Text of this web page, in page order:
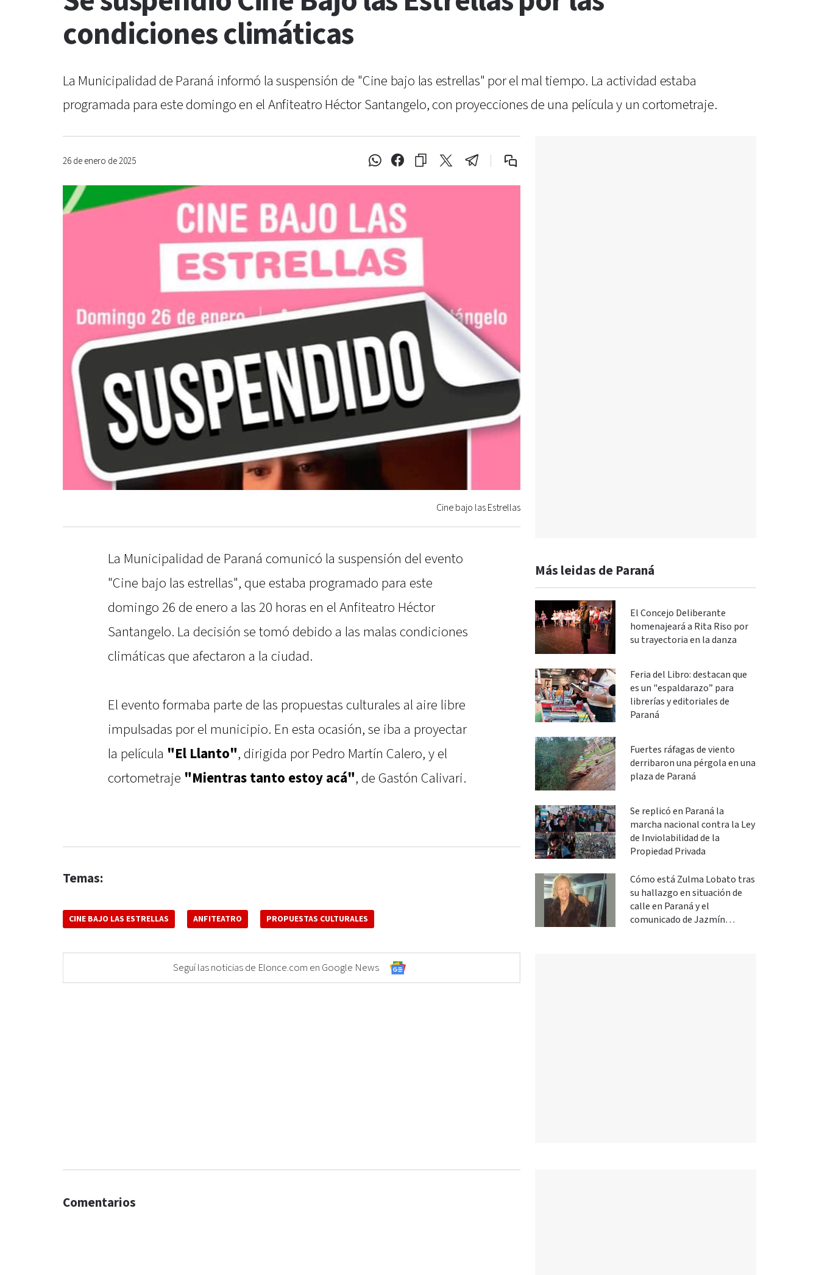
condiciones climáticas
La Municipalidad de Paraná informó la suspensión de "Cine bajo las estrellas" por el mal tiempo. La actividad estaba
programada para este domingo en el Anfiteatro Héctor Santangelo, con proyecciones de una película y un cortometraje.
26 de enero de 2025
Cine bajo las Estrellas
La Municipalidad de Paraná comunicó la suspensión del evento
"Cine bajo las estrellas", que estaba programado para este
domingo 26 de enero a las 20 horas en el Anfiteatro Héctor
Santangelo. La decisión se tomó debido a las malas condiciones
climáticas que afectaron a la ciudad.
El evento formaba parte de las propuestas culturales al aire libre
impulsadas por el municipio. En esta ocasión, se iba a proyectar
la película "El Llanto", dirigida por Pedro Martín Calero, y el
cortometraje "Mientras tanto estoy acá", de Gastón Calivari.
Temas:
CINE BAJO LAS ESTRELLAS ANFITEATRO PROPUESTAS CULTURALES
Seguí las noticias de Elonce.com en Google News
Más leidas de Paraná
El Concejo Deliberante
homenajeará a Rita Riso por
su trayectoria en la danza
Feria del Libro: destacan que
es un "espaldarazo” para
librerías y editoriales de
Paraná
Fuertes ráfagas de viento
derribaron una pérgola en una
plaza de Paraná
Se replicó en Paraná la
marcha nacional contra la Ley
de Inviolabilidad de la
Propiedad Privada
Cómo está Zulma Lobato tras
su hallazgo en situación de
calle en Paraná y el
comunicado de Jazmín
Comentarios